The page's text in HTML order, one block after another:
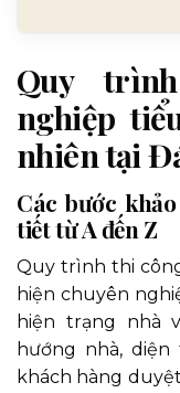
Quy
nghiệp
nhiên tại
Các bước
tiết từ A đến Z
Quy trình thi
hiện chuyên
hiện trạng nhà
hướng nhà,
khách hàng